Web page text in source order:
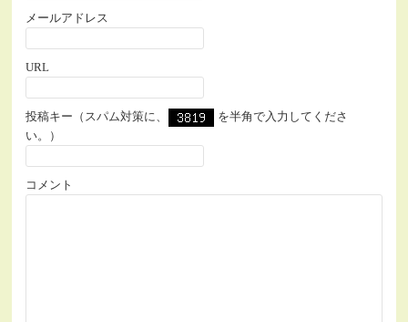
メールアドレス
URL
投稿キー（スパム対策に、
を半角で入力してくださ
い。）
コメント